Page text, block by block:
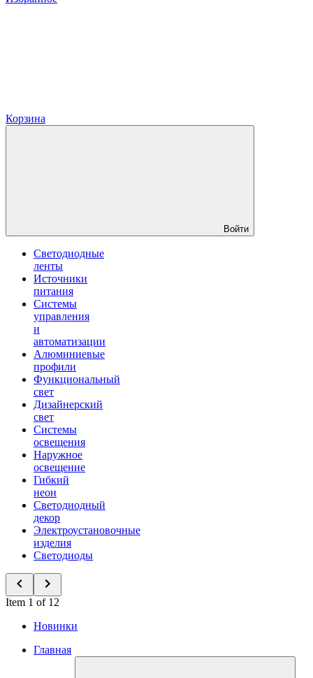
Корзина
Войти
Светодиодные
ленты
Источники
питания
Системы
управления
и
автоматизации
Алюминиевые
профили
Функциональный
свет
Дизайнерский
свет
Системы
освещения
Наружное
освещение
Гибкий
неон
Светодиодный
декор
Электроустановочные
изделия
Светодиоды
Item 1 of 12
Новинки
Главная